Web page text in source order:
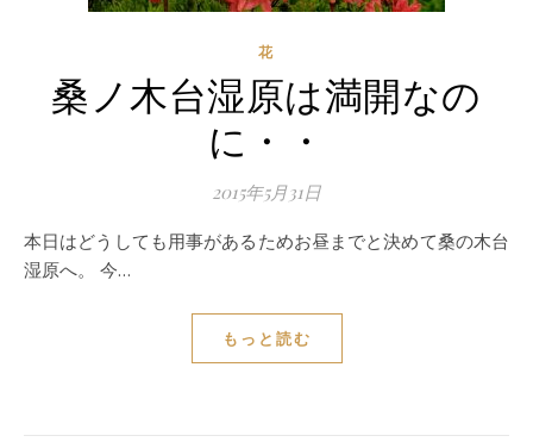
花
桑ノ木台湿原は満開なの
に・・
2015年5月31日
本日はどうしても用事があるためお昼までと決めて桑の木台
湿原へ。 今…
もっと読む